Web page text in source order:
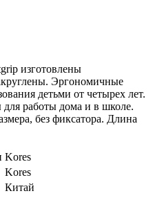
изготовлены
Эргономичные
детьми от четырех лет.
работы дома и в школе.
без фиксатора. Длина
Kores
Kores
Китай